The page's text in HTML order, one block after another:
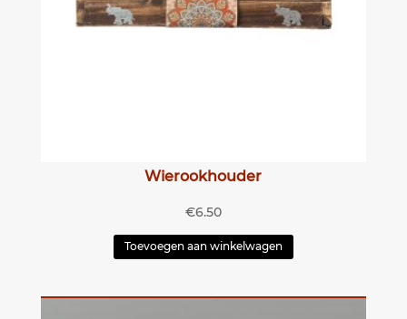
Wierookhouder
€6.50
Toevoegen aan winkelwagen